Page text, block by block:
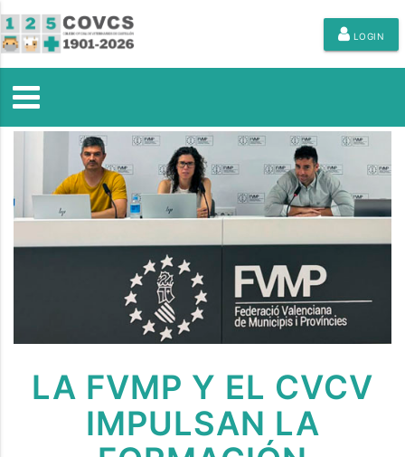
LOGIN
LA FVMP Y EL CVCV
IMPULSAN LA